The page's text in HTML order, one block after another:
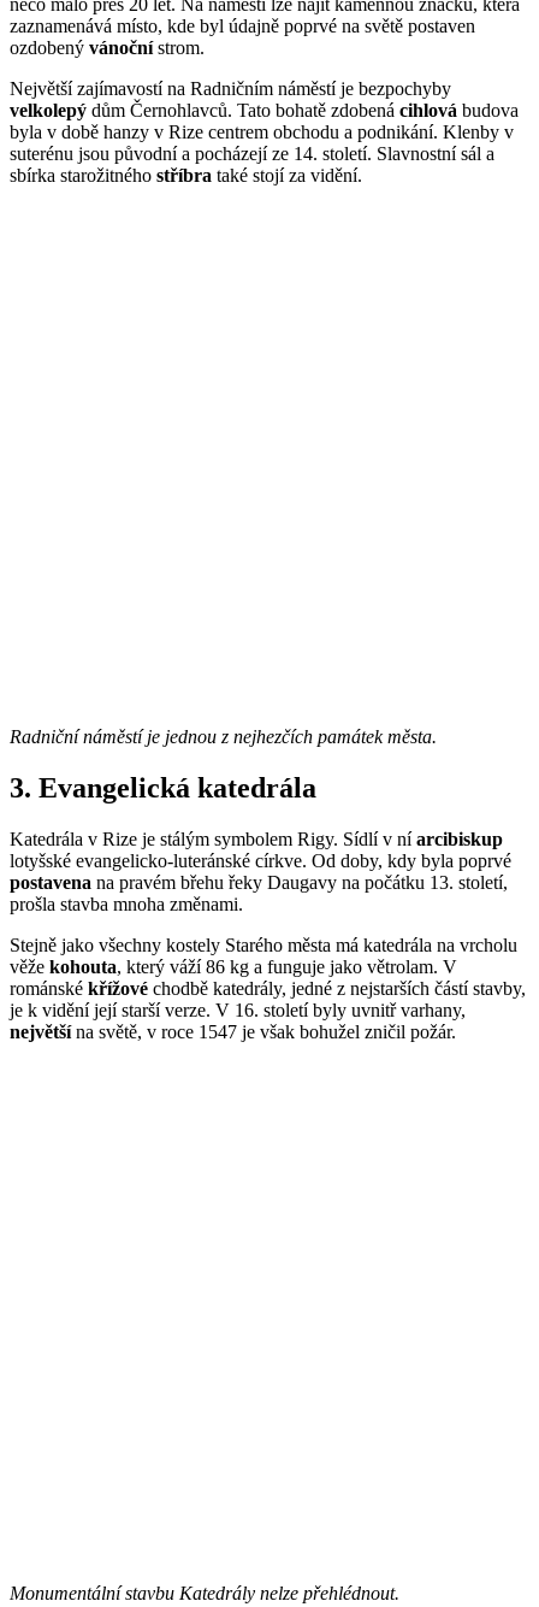
něco málo přes 20 let. Na náměstí lze najít kamennou značku, která
zaznamenává místo, kde byl údajně poprvé na světě postaven
ozdobený vánočnístrom.
Největší zajímavostí na Radničním náměstí je bezpochyby
velkolepý dům Černohlavců. Tato bohatě zdobená cihlová budova
byla v době hanzy v Rize centrem obchodu a podnikání. Klenby v
suterénu jsou původní a pocházejí ze 14. století. Slavnostní sál a
sbírka starožitného stříbra také stojí za vidění.
Radniční náměstí je jednou z nejhezčích památek města.
3. Evangelická katedrála
Katedrála v Rize je stálým symbolem Rigy. Sídlí v níarcibiskup
lotyšské evangelicko-luteránské církve. Od doby, kdy byla poprvé
postavena na pravém břehu řeky Daugavy na počátku 13. století,
prošla stavba mnoha změnami.
Stejně jako všechny kostely Starého města má katedrála na vrcholu
věže kohouta, který váží 86 kg a funguje jako větrolam. V
románské křížové chodbě katedrály, jedné z nejstarších částí stavby,
je k vidění její starší verze. V 16. století byly uvnitř varhany,
největšína světě, v roce 1547 je však bohužel zničil požár.
Monumentální stavbu Katedrály nelze přehlédnout.